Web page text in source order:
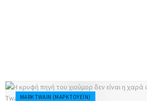
MARK TWAIN (ΜΑΡΚ ΤΟΥΈΙΝ)